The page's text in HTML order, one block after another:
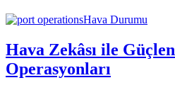
Hava Durumu
Hava Zekâsı ile
Operasyonları